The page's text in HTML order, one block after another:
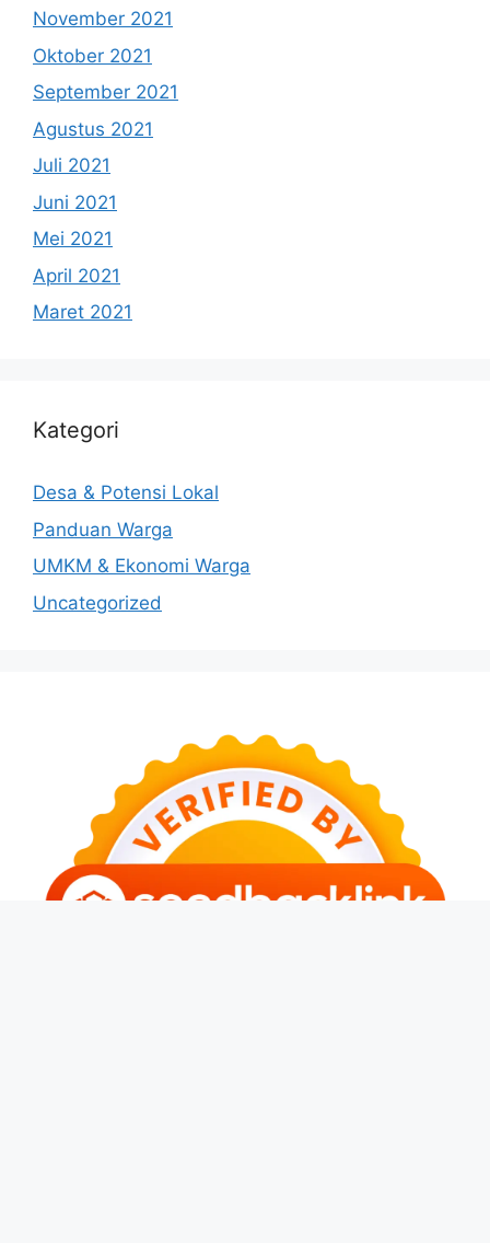
November 2021
Oktober 2021
September 2021
Agustus 2021
Juli 2021
Juni 2021
Mei 2021
April 2021
Maret 2021
Kategori
Desa & Potensi Lokal
Panduan Warga
UMKM & Ekonomi Warga
Uncategorized